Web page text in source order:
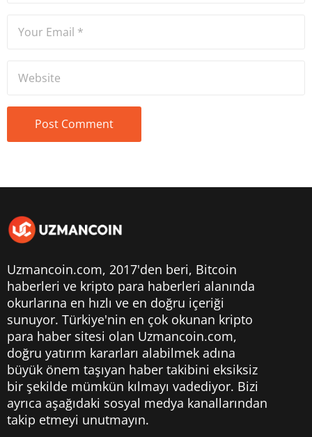
Uzmancoin.com, 2017'den beri, Bitcoin
haberleri ve kripto para haberleri alanında
okurlarına en hızlı ve en doğru içeriği
sunuyor. Türkiye'nin en çok okunan kripto
para haber sitesi olan Uzmancoin.com,
doğru yatırım kararları alabilmek adına
büyük önem taşıyan haber takibini eksiksiz
bir şekilde mümkün kılmayı vadediyor. Bizi
ayrıca aşağıdaki sosyal medya kanallarından
takip etmeyi unutmayın.